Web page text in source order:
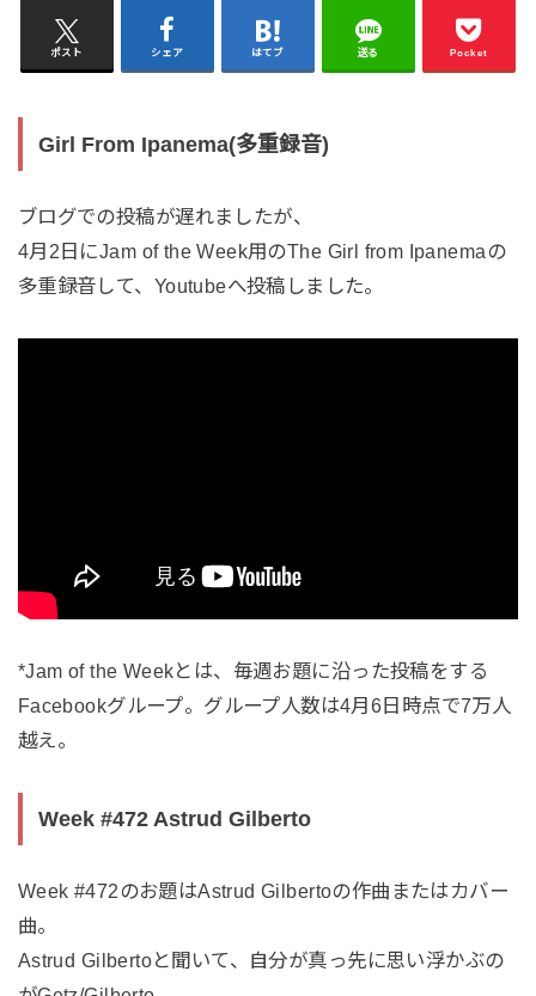
ポスト シェア はてブ 送る Pocket
Girl From Ipanema(多重録音)
ブログでの投稿が遅れましたが、
4月2日にJam of the Week用のThe Girl from Ipanemaの
多重録音して、Youtubeへ投稿しました。
*Jam of the Weekとは、毎週お題に沿った投稿をする
Facebookグループ。グループ人数は4月6日時点で7万人
越え。
Week #472 Astrud Gilberto
Week #472のお題はAstrud Gilbertoの作曲またはカバー
曲。
Astrud Gilbertoと聞いて、自分が真っ先に思い浮かぶの